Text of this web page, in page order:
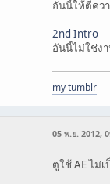
อันนี้ให้ตีคว
2nd Intro
อันนี้ไม่ใช่งา
my tumblr
05 พ.ย. 2012,
ตูใช้ AE ไม่เ